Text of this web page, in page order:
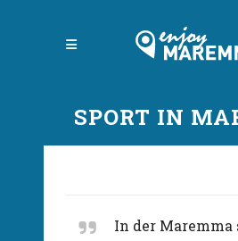
SPORT IN
In der Maremma